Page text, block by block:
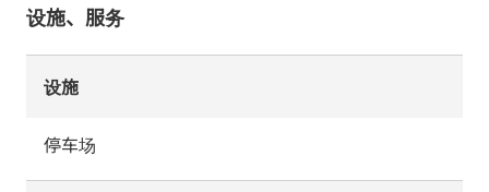
设施、服务
设施
停车场